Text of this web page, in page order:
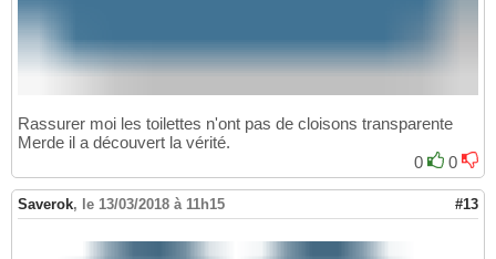
Rassurer moi les toilettes n'ont pas de cloisons transparente
Merde il a découvert la vérité.
0
0
Saverok, le 13/03/2018 à 11h15 #13